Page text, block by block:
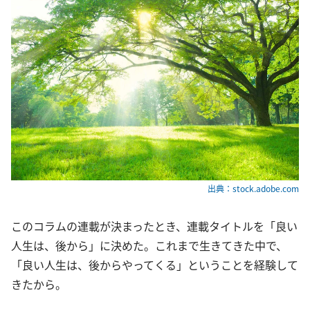
出典：stock.adobe.com
このコラムの連載が決まったとき、連載タイトルを「良い
人生は、後から」に決めた。これまで生きてきた中で、
「良い人生は、後からやってくる」ということを経験して
きたから。